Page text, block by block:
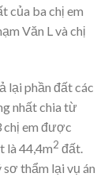
của ba chị em
Văn L và chị
lại phần đất các
nhất chia từ
chị em được
là 44,4m2 đất.
sơ thẩm lại vụ án